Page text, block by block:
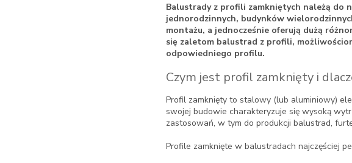
Balustrady z profili zamkniętych należą do
jednorodzinnych, budynków
montażu, a jednocześnie oferują dużą
się zaletom balustrad z profili,
odpowiedniego profilu.
Czym jest profil zamknięty i
Profil zamknięty to stalowy (lub aluminiowy)
swojej budowie charakteryzuje się wysoką
zastosowań, w tym do produkcji balustrad,
Profile zamknięte w balustradach najczęściej